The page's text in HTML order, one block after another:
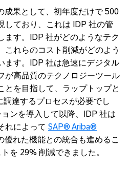
成果として、初年度だけで 500
しており、これは IDP 社の管
ます。IDP 社がどのようなテク
これらのコスト削減がどのよう
ます。IDP 社は急速にデジタル
が高品質のテクノロジーツール
とを目指して、ラップトップと
調達するプロセスが必要でし
ンを導入して以降、IDP 社は
れによって SAP® Ariba®
れた機能との統合も進めるこ
を 29% 削減できました。